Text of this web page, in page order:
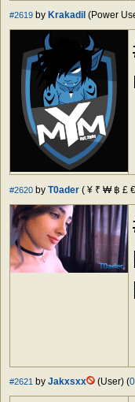
#2619 by Krakadil (Power
#2620 by T0ader ( ¥ ₹ ₩ ฿ £
#2621 by Jakxsxx (User) (